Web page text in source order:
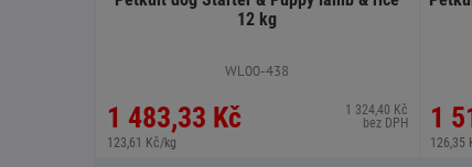
12 kg
WL00-438
1 483,33 Kč
123,61 Kč/kg
1 324,40 Kč
bez DPH
1
126,35